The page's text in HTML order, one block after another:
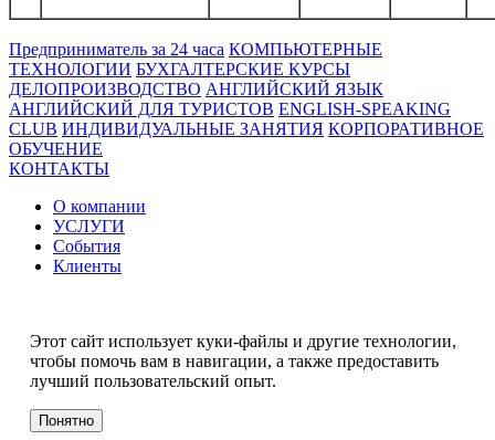
Предприниматель за 24 часа КОМПЬЮТЕРНЫЕ
ТЕХНОЛОГИИ БУХГАЛТЕРСКИЕ КУРСЫ
ДЕЛОПРОИЗВОДСТВО АНГЛИЙСКИЙ ЯЗЫК
АНГЛИЙСКИЙ ДЛЯ ТУРИСТОВ ENGLISH-SPEAKING
CLUB ИНДИВИДУАЛЬНЫЕ ЗАНЯТИЯ КОРПОРАТИВНОЕ
ОБУЧЕНИЕ
КОНТАКТЫ
О компании
УСЛУГИ
События
Клиенты
© Инновационный центр Кольцово, 2000—2026. Все права
защищены.
Этот сайт использует куки-файлы и другие технологии,
чтобы помочь вам в навигации, а также предоставить
лучший пользовательский опыт.
Понятно